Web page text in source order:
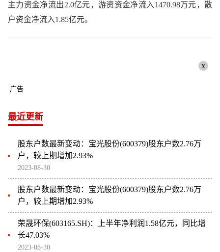
主力资金净流出2.0亿元，游资资金净流入1470.98万元，散
户资金净流入1.85亿元。
x
广告
最近更新
股东户数最新变动：宝光股份(600379)股东户数2.76万
户，较上期增加2.93%
2023-08-30
股东户数最新变动：宝光股份(600379)股东户数2.76万
户，较上期增加2.93%
荣晟环保(603165.SH)：上半年净利润1.58亿元，同比增
长47.03%
2023-08-30